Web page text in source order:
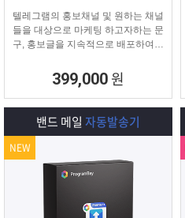
텔레그램의 홍보채널 및 원하는 채널
들을 대상으로 마케팅 하고자하는 문
구, 홍보글을 지속적으로 배포하여주
399,000 원
밴드 메일 자동발송기
NEW